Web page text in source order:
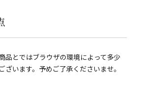
品とではブラウザの環境によって多少
ざいます。予めご了承くださいませ。